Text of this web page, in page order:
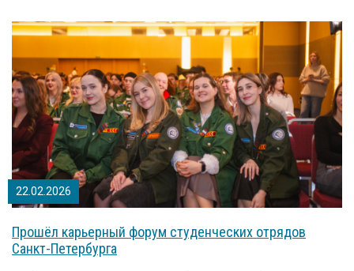
22.02.2026
Прошёл карьерный форум студенческих отрядов
Санкт-Петербурга